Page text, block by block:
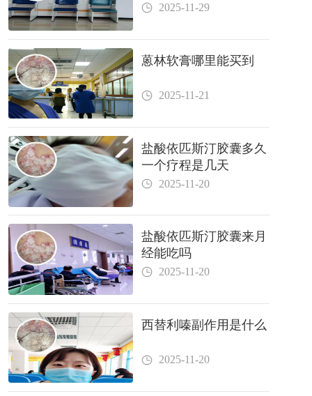
2025-11-29
蒽林软膏哪里能买到
2025-11-21
盐酸依匹斯汀胶囊多久
一个疗程是几天
2025-11-20
盐酸依匹斯汀胶囊来月
经能吃吗
2025-11-20
西替利嗪副作用是什么
2025-11-20